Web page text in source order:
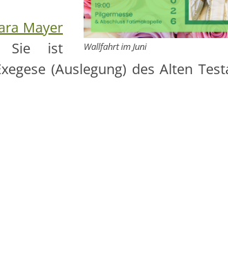
Wallfahrt im Juni
Mayer
Sie ist
(Auslegung) des Alten